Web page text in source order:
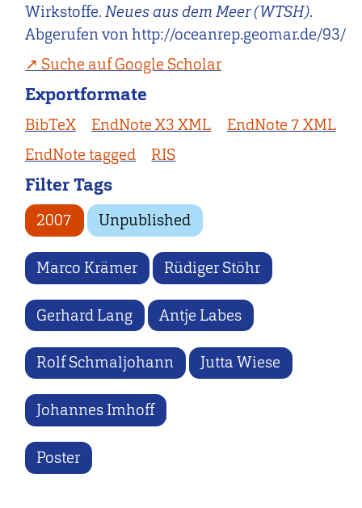
Wirkstoffe.Neues aus dem Meer (WTSH).
Abgerufen von http://oceanrep.geomar.de/93/
Suche auf Google Scholar
Exportformate
BibTeX EndNote X3 XML
EndNote 7 XML
EndNote tagged
RIS
Filter Tags
2007 Unpublished
Marco Krämer Rüdiger Stöhr
Gerhard Lang Antje Labes
Rolf Schmaljohann Jutta Wiese
Johannes Imhoff
Poster